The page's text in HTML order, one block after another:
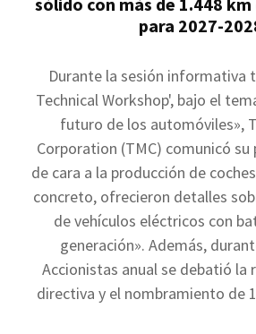
para 2027-
Durante la sesión informativa
Technical Workshop', bajo el
futuro de los automóviles»,
Corporation (TMC) comunicó
de cara a la producción de
concreto, ofrecieron detalles
de vehículos eléctricos con
generación». Además,
Accionistas anual se debatió la
directiva y el nombramiento de